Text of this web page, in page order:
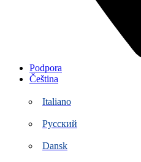
Podpora
Čeština
Italiano
Русский
Dansk